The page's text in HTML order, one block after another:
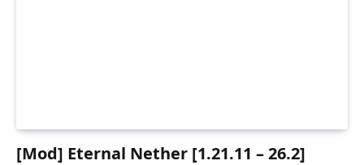
[Mod] Eternal Nether [1.21.11 – 26.2]